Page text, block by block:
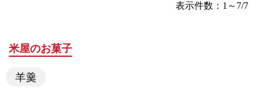
表示件数：1～7/7
米屋のお菓子
羊羹